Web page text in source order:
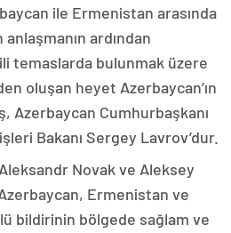
ile Ermenistan arasında
anlaşmanın ardından
temaslarda bulunmak üzere
oluşan heyet Azerbaycan’ın
Azerbaycan Cumhurbaşkanı
Bakanı Sergey Lavrov’dur.
Aleksandr Novak ve Aleksey
Ermenistan ve
bildirinin bölgede sağlam ve